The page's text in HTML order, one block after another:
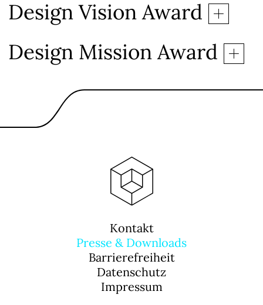
Design Vision Award
Design Mission Award
Kontakt
Presse & Downloads
Barrierefreiheit
Datenschutz
Impressum